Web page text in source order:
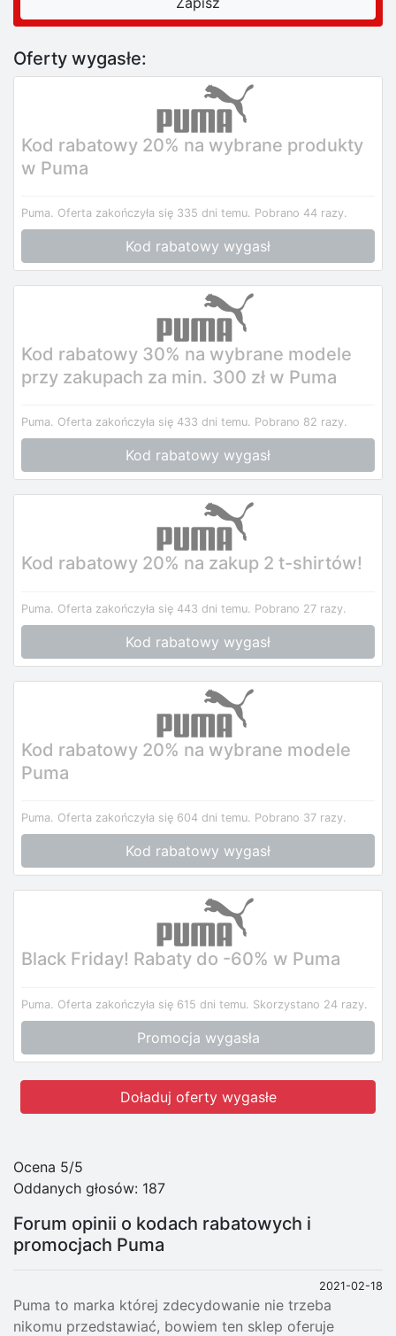
Oferty wygasłe:
Kod rabatowy 20% na wybrane produkty
w Puma
Puma. Oferta zakończyła się 335 dni temu. Pobrano 44 razy.
Kod rabatowy wygasł
Kod rabatowy 30% na wybrane modele
przy zakupach za min. 300 zł w Puma
Puma. Oferta zakończyła się 433 dni temu. Pobrano 82 razy.
Kod rabatowy wygasł
Kod rabatowy 20% na zakup 2 t-shirtów!
Puma. Oferta zakończyła się 443 dni temu. Pobrano 27 razy.
Kod rabatowy wygasł
Kod rabatowy 20% na wybrane modele
Puma
Puma. Oferta zakończyła się 604 dni temu. Pobrano 37 razy.
Kod rabatowy wygasł
Black Friday! Rabaty do -60% w Puma
Puma. Oferta zakończyła się 615 dni temu. Skorzystano 24 razy.
Promocja wygasła
Doładuj oferty wygasłe
Ocena 5/5
Oddanych głosów: 187
Forum opinii o kodach rabatowych i
promocjach Puma
2021-02-18
Puma to marka której zdecydowanie nie trzeba
nikomu przedstawiać, bowiem ten sklep oferuje